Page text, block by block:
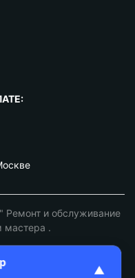
Ремонт и обслуживание
мастера .
публичной
▲